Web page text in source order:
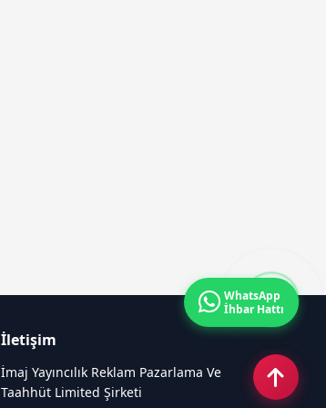
İletişim
İmaj Yayıncılık Reklam Pazarlama Ve
Taahhüt Limited Şirketi
WhatsApp
İhbar Hattı